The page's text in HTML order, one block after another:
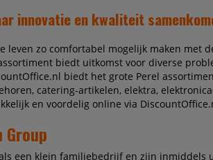
innovatie en kwaliteit
leven zo comfortabel mogelijk maken met
biedt uitkomst voor diverse
biedt het grote Perel
catering-artikelen, elektra,
en voordelig online via
Group
een klein familiebedrijf en zijn inmiddels